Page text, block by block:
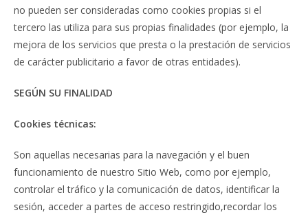
no pueden ser consideradas como cookies propias si el
tercero las utiliza para sus propias finalidades (por ejemplo, la
mejora de los servicios que presta o la prestación de servicios
de carácter publicitario a favor de otras entidades).
SEGÚN SU FINALIDAD
Cookies técnicas:
Son aquellas necesarias para la navegación y el buen
funcionamiento de nuestro Sitio Web, como por ejemplo,
controlar el tráfico y la comunicación de datos, identificar la
sesión, acceder a partes de acceso restringido,recordar los